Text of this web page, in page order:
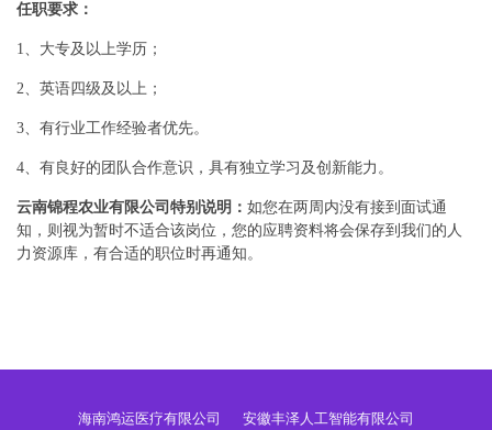
任职要求：
1、大专及以上学历；
2、英语四级及以上；
3、有行业工作经验者优先。
4、有良好的团队合作意识，具有独立学习及创新能力。
云南锦程农业有限公司特别说明： 如您在两周内没有接到面试通
知，则视为暂时不适合该岗位，您的应聘资料将会保存到我们的人
力资源库，有合适的职位时再通知。
海南鸿运医疗有限公司
安徽丰泽人工智能有限公司